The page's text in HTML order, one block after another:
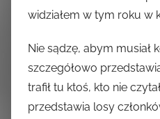
widziałem w tym roku w
Nie sądzę, abym musiał
szczegółowo
trafił tu ktoś, kto nie
przedstawia losy